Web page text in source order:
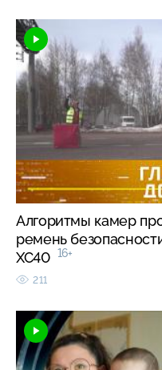
Алгоритмы камер
ремень
XC40 16+
211